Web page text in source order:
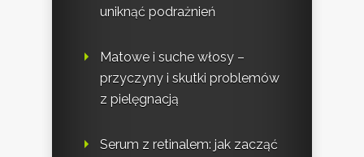
uniknąć podrażnień
Matowe i suche włosy –
przyczyny i skutki problemów
z pielęgnacją
Serum z retinalem: jak zacząć